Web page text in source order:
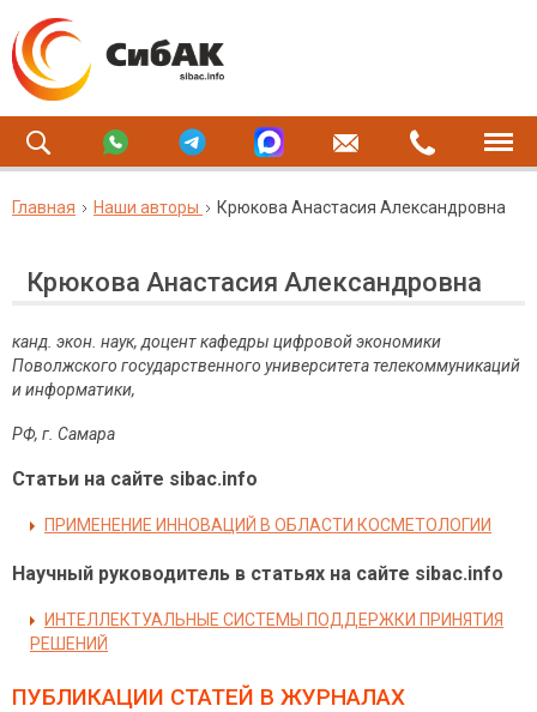
Главная Наши авторы Крюкова Анастасия Александровна
Крюкова Анастасия Александровна
канд. экон. наук, доцент кафедры цифровой экономики
Поволжского государственного университета телекоммуникаций
и информатики,
РФ, г. Самара
Статьи на сайте sibac.info
ПРИМЕНЕНИЕ ИННОВАЦИЙ В ОБЛАСТИ КОСМЕТОЛОГИИ
Научный руководитель в статьях на сайте sibac.info
ИНТЕЛЛЕКТУАЛЬНЫЕ СИСТЕМЫ ПОДДЕРЖКИ ПРИНЯТИЯ
РЕШЕНИЙ
ПУБЛИКАЦИИ СТАТЕЙ В ЖУРНАЛАХ